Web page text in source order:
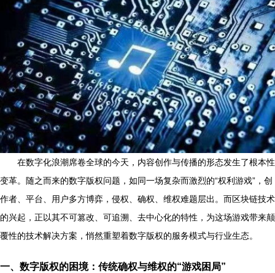
在数字化浪潮席卷全球的今天，内容创作与传播的形态发生了根本性
变革。随之而来的数字版权问题，如同一场复杂而激烈的“权利游戏”，创
作者、平台、用户多方博弈，侵权、确权、维权难题层出。而区块链技术
的兴起，正以其不可篡改、可追溯、去中心化的特性，为这场游戏带来颠
覆性的技术解决方案，悄然重塑着数字版权的服务模式与行业生态。
一、数字版权的困境：传统确权与维权的“游戏困局”